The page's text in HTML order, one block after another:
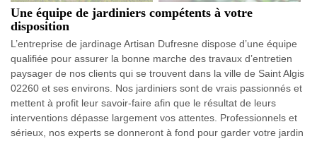
Une équipe de jardiniers compétents à votre
disposition
L’entreprise de jardinage Artisan Dufresne dispose d’une équipe
qualifiée pour assurer la bonne marche des travaux d’entretien
paysager de nos clients qui se trouvent dans la ville de Saint Algis
02260 et ses environs. Nos jardiniers sont de vrais passionnés et
mettent à profit leur savoir-faire afin que le résultat de leurs
interventions dépasse largement vos attentes. Professionnels et
sérieux, nos experts se donneront à fond pour garder votre jardin